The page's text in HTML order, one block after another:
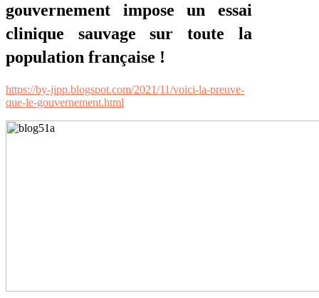
gouvernement impose un essai
clinique sauvage sur toute la
population française !
https://by-jipp.blogspot.com/2021/11/voici-la-preuve-
que-le-gouvernement.html